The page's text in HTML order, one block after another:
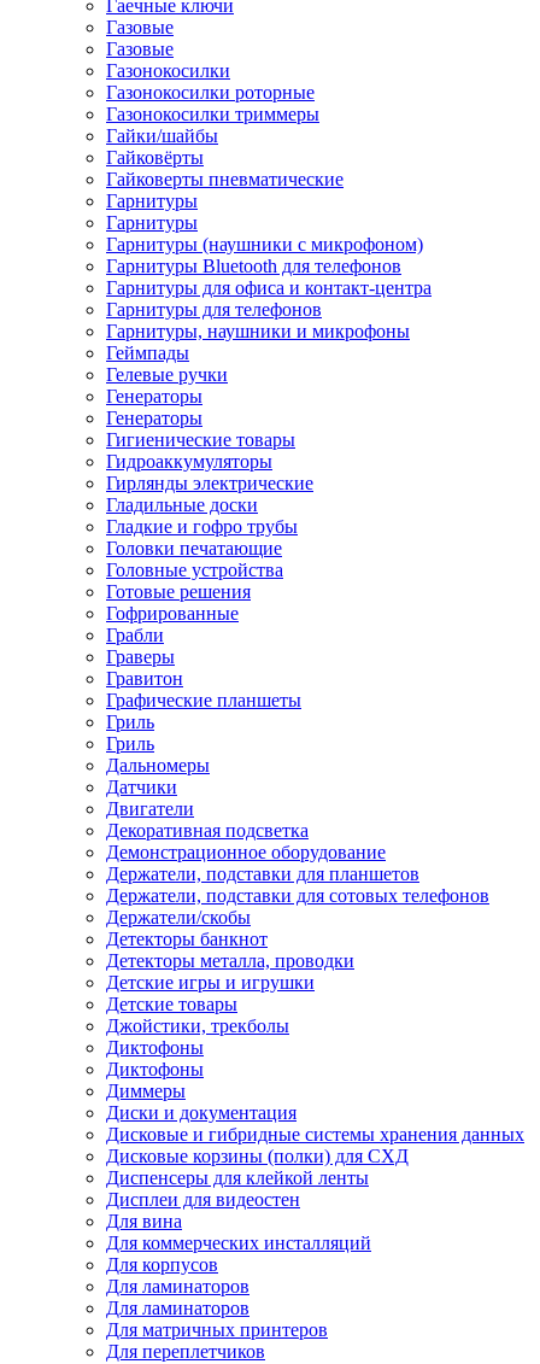
Гаечные ключи
Газовые
Газовые
Газонокосилки
Газонокосилки роторные
Газонокосилки триммеры
Гайки/шайбы
Гайковёрты
Гайковерты пневматические
Гарнитуры
Гарнитуры
Гарнитуры (наушники с микрофоном)
Гарнитуры Bluetooth для телефонов
Гарнитуры для офиса и контакт-центра
Гарнитуры для телефонов
Гарнитуры, наушники и микрофоны
Геймпады
Гелевые ручки
Генераторы
Генераторы
Гигиенические товары
Гидроаккумуляторы
Гирлянды электрические
Гладильные доски
Гладкие и гофро трубы
Головки печатающие
Головные устройства
Готовые решения
Гофрированные
Грабли
Граверы
Гравитон
Графические планшеты
Гриль
Гриль
Дальномеры
Датчики
Двигатели
Декоративная подсветка
Демонстрационное оборудование
Держатели, подставки для планшетов
Держатели, подставки для сотовых телефонов
Держатели/скобы
Детекторы банкнот
Детекторы металла, проводки
Детские игры и игрушки
Детские товары
Джойстики, трекболы
Диктофоны
Диктофоны
Диммеры
Диски и документация
Дисковые и гибридные системы хранения данных
Дисковые корзины (полки) для СХД
Диспенсеры для клейкой ленты
Дисплеи для видеостен
Для вина
Для коммерческих инсталляций
Для корпусов
Для ламинаторов
Для ламинаторов
Для матричных принтеров
Для переплетчиков